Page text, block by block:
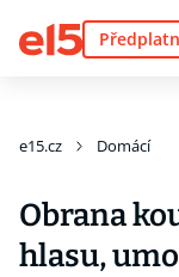
e15.cz Domácí
Obrana
hlasu,